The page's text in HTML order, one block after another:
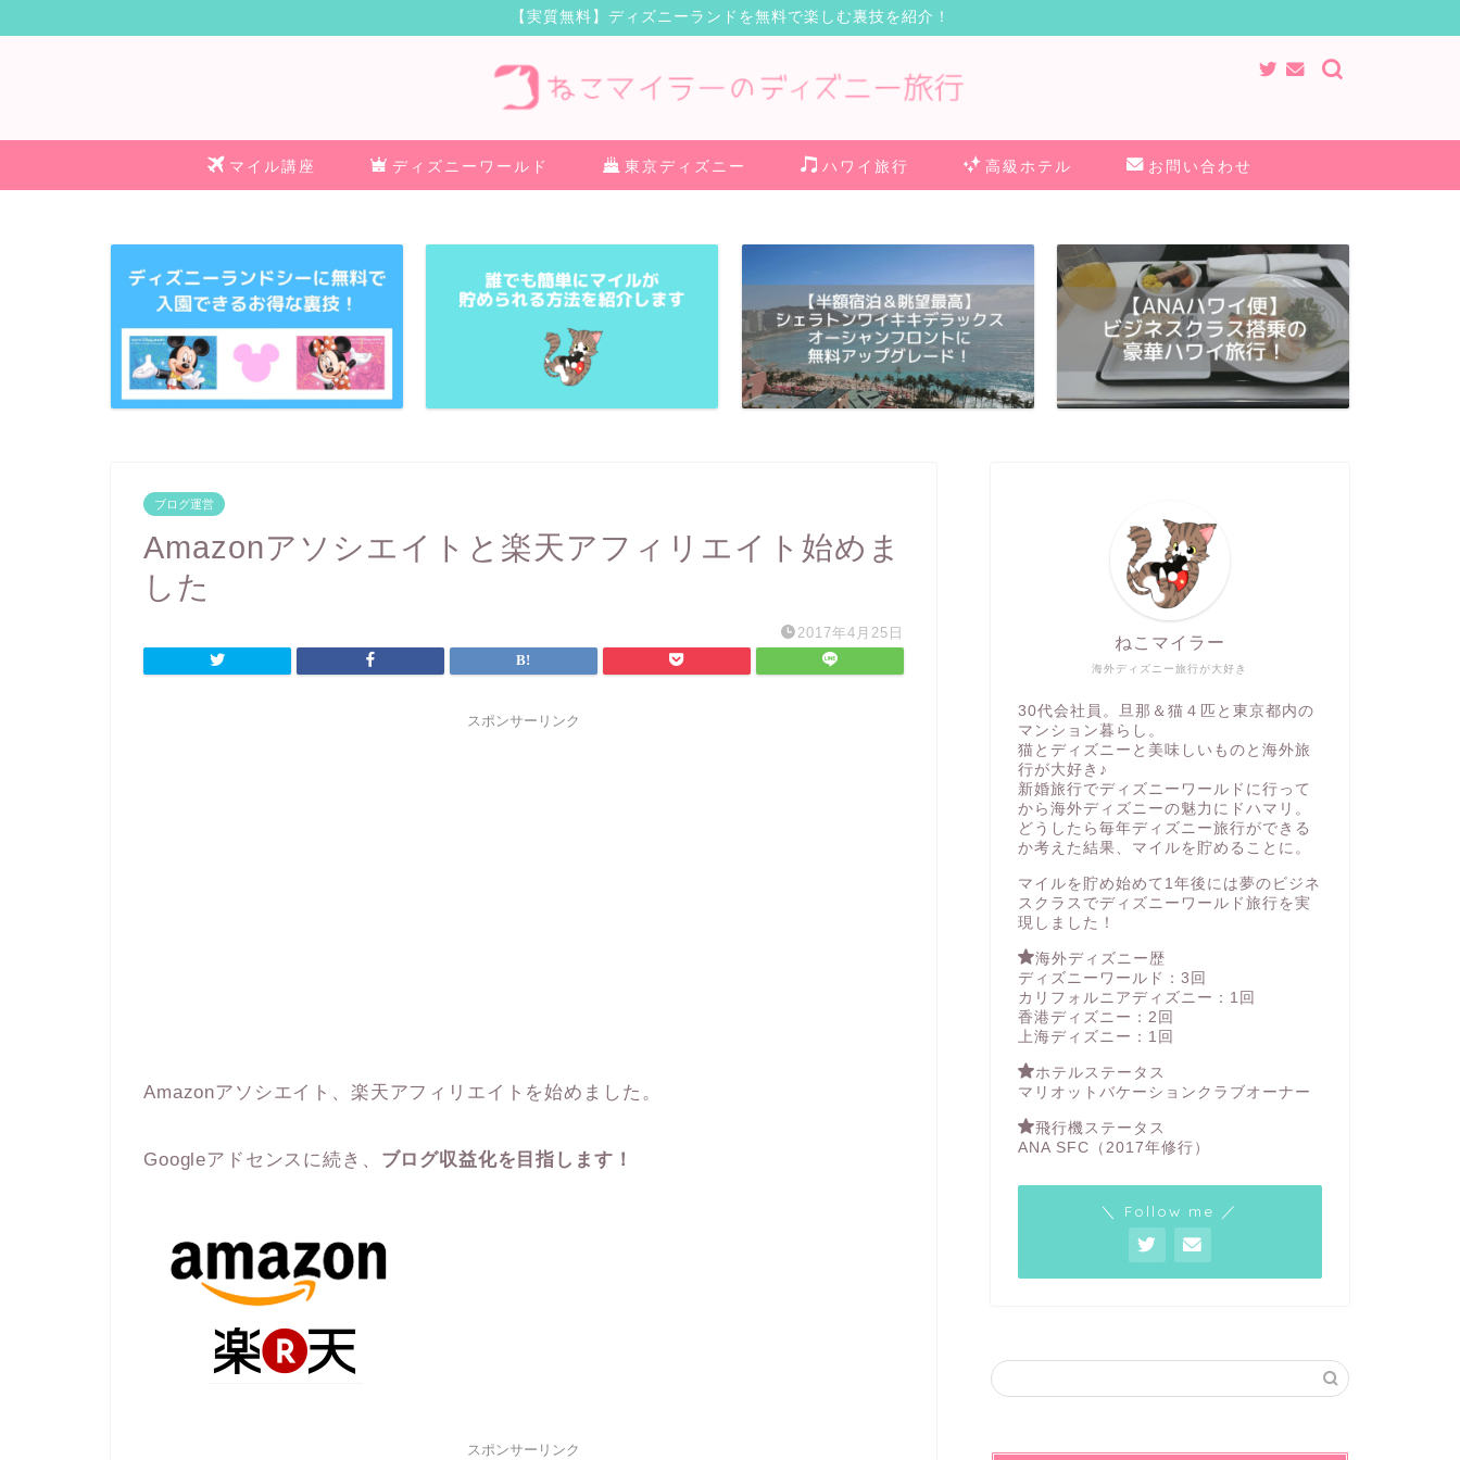
【実質無料】ディズニーランドを無料で楽しむ裏技を紹介！
マイル講座 ディズニーワールド 東京ディズニー ハワイ旅行 高級ホテル お問い合わせ
ブログ運営
Amazonアソシエイトと楽天アフィリエイト始めま
した
2017年4月25日
スポンサーリンク
Amazonアソシエイト、楽天アフィリエイトを始めました。
Googleアドセンスに続き、 ブログ収益化を目指します！
スポンサーリンク
海外ディズニー旅行が大好き
ねこマイラー
30代会社員。旦那＆猫４匹と東京都内の
マンション暮らし。
猫とディズニーと美味しいものと海外旅
行が大好き♪
新婚旅行でディズニーワールドに行って
から海外ディズニーの魅力にドハマリ。
どうしたら毎年ディズニー旅行ができる
か考えた結果、マイルを貯めることに。
マイルを貯め始めて1年後には夢のビジネ
スクラスでディズニーワールド旅行を実
現しました！
海外ディズニー歴
ディズニーワールド：3回
カリフォルニアディズニー：1回
香港ディズニー：2回
上海ディズニー：1回
ホテルステータス
マリオットバケーションクラブオーナー
飛行機ステータス
ANA SFC（2017年修行）
＼ Follow me ／